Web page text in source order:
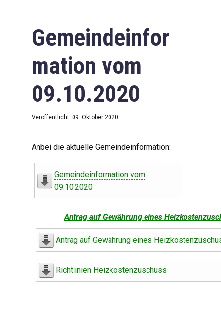
Gemeindeinfor
mation vom
09.10.2020
Veröffentlicht: 09. Oktober 2020
Anbei die aktuelle Gemeindeinformation:
Gemeindeinformation vom
09.10.2020
Antrag auf Gewährung eines
Antrag auf Gewährung eines
Richtlinien Heizkostenzuschuss